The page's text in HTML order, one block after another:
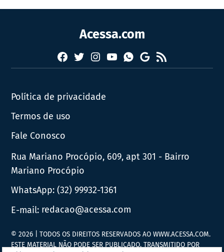
Acessa.com
Facebook
TwitterInstagram
YouTubeWhatsapp
Google
News
RSS
Política de privacidade
Termos de uso
Fale Conosco
Rua Mariano Procópio, 609, apt 301 - Bairro
Mariano Procópio
WhatsApp:(32) 99932-1361
E-mail: redacao@acessa.com
© 2026 | TODOS OS DIREITOS RESERVADOS AO WWW.ACESSA.COM.
ESTE MATERIAL NÃO PODE SER PUBLICADO, TRANSMITIDO POR